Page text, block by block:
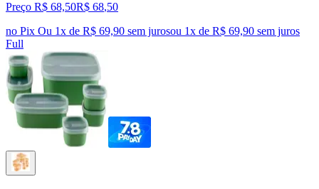
Preço R$ 68,50R$ 68,50
no Pix Ou 1x de R$ 69,90 sem jurosou 1x de R$ 69,90 sem juros
Full